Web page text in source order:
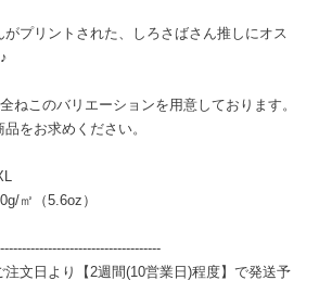
プリントされた、しろさばさん推しにオス
ねこのバリエーションを用意しております。
をお求めください。
㎡（5.6oz）
文日より【2週間(10営業日)程度】で発送予